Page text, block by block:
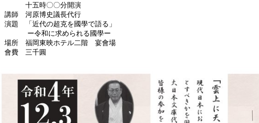
十五時〇〇分開演
講師 河原博史議長代行
演題 「近代の超克を國學で語る」
ー令和に求められる國學ー
場所 福岡東映ホテル二階 宴會場
會費 三千圓